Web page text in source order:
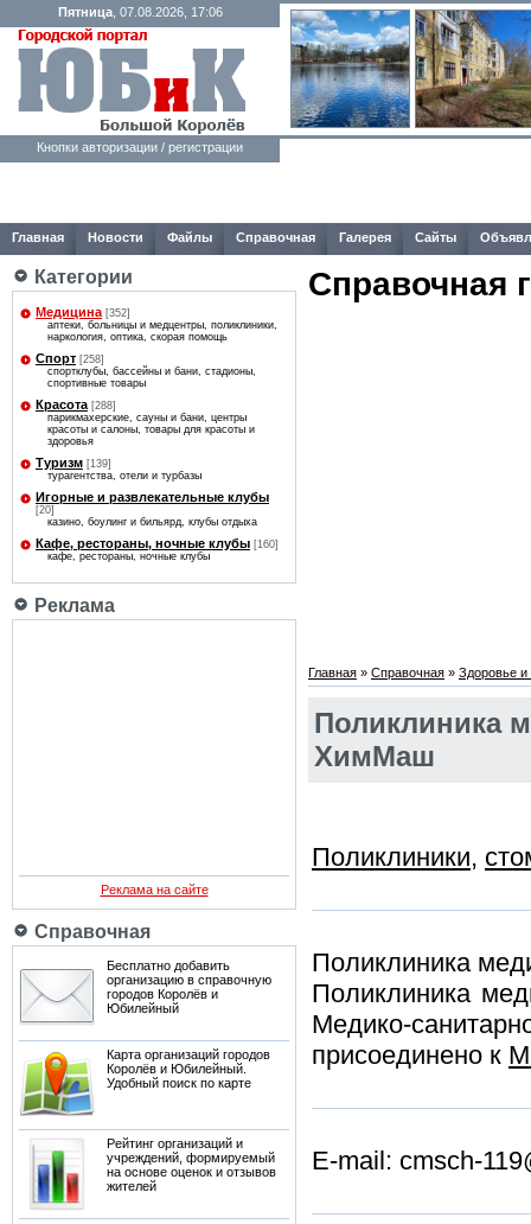
Пятница, 07.08.2026, 17:06
Кнопки авторизации / регистрации
Главная Новости Файлы Справочная Галерея Сайты
Категории
Медицина [352]
аптеки, больницы и медцентры, поликлиники,
наркология, оптика, скорая помощь
Спорт [258]
спортклубы, бассейны и бани, стадионы,
спортивные товары
Красота [288]
парикмахерские, сауны и бани, центры
красоты и салоны, товары для красоты и
здоровья
Туризм [139]
турагентства, отели и турбазы
Игорные и развлекательные клубы
[20]
казино, боулинг и бильярд, клубы отдыха
Кафе, рестораны, ночные клубы [160]
кафе, рестораны, ночные клубы
Реклама
Реклама на сайте
Справочная
Бесплатно добавить
организацию в справочную
городов Королёв и
Юбилейный
Карта организаций городов
Королёв и Юбилейный.
Удобный поиск по карте
Рейтинг организаций и
учреждений, формируемый
на основе оценок и отзывов
жителей
Справочная
Главная » Справочная » Здоровье и
Поликлиника
ХимМаш
Поликлиники,
Поликлиника
Поликлиника
Медико-
присоединено к
E-mail: cmsch-